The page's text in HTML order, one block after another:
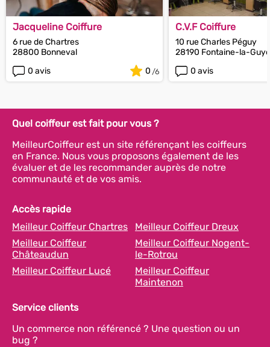
Jacqueline Coiffure
6 rue de Chartres
28800 Bonneval
0 avis
0
C.V.F Coiffure
10 rue Charles Péguy
28190 Fontaine-la-
0 avis
Quel coiffeur est fait pour vous ?
MeilleurCoiffeur est un site référençant les coiffeurs
en France. Nous vous proposons également de les
évaluer et de les recommander auprès de notre
communauté et de vos amis.
Accès rapide
Meilleur Coiffeur Chartres
Meilleur Coiffeur Dreux
Meilleur Coiffeur
Châteaudun
Meilleur Coiffeur Nogent-
le-Rotrou
Meilleur Coiffeur Lucé
Meilleur Coiffeur
Maintenon
Service clients
Un commerce non référencé ? Une question ou un
bug ?